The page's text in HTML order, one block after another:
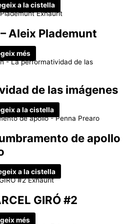
a la cistella
Exhaurit
Aleix Plademunt
més
de las imágenes
a la cistella
de apollo
a la cistella
Exhaurit
GIRÓ #2
més